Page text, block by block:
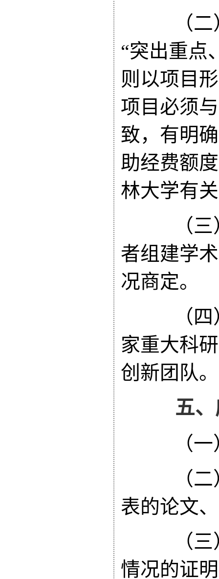
（二）
“突出重点
则 以项目
项目必须
致，有明
助经费额
林大学有
（三）
者组建学
况商定。
（四）
家重大科
创新团队。
五、
（一
（二）
表的论文
（三）
情况的证